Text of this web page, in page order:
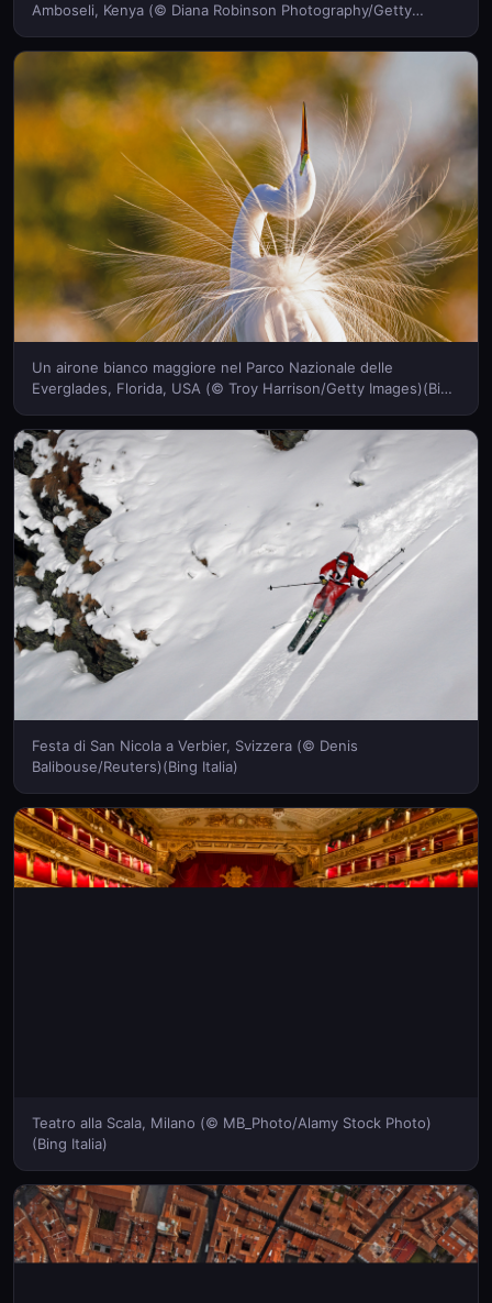
Amboseli, Kenya (© Diana Robinson Photography/Getty
Un airone bianco maggiore nel Parco Nazionale delle
Everglades, Florida, USA (© Troy Harrison/Getty Images)(Bing
Festa di San Nicola a Verbier, Svizzera (© Denis
Balibouse/Reuters)(Bing Italia)
Teatro alla Scala, Milano (© MB_Photo/Alamy Stock Photo)
(Bing Italia)